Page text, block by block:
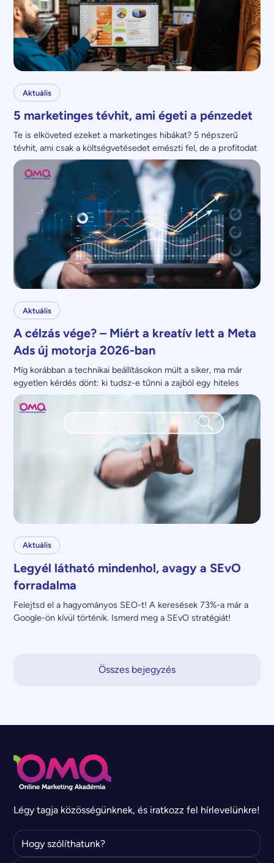
Aktuális
5 marketinges tévhit, ami égeti a pénzedet
Te is elköveted ezeket a marketinges hibákat? 5 népszerű
tévhit, ami csak a költségvetésedet emészti fel, de a profitodat
nem növeli.
Aktuális
A célzás vége? – Miért a kreatív lett a Meta
Ads új motorja 2026-ban
Míg korábban a technikai beállításokon múlt a siker, ma már
egyetlen kérdés dönt: ki tudsz-e tűnni a zajból egy hiteles
üzenettel?
Aktuális
Legyél látható mindenhol, avagy a SEvO
forradalma
Felejtsd el a hagyományos SEO-t! A keresések 73%-a már a
Google-ön kívül történik. Ismerd meg a SEvO stratégiát!
Összes bejegyzés
Légy tagja közösségünknek, és iratkozz fel hírlevelünkre!